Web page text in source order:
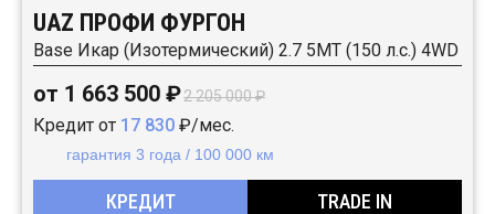
UAZ ПРОФИ ФУРГОН
Base Икар (Изотермический) 2.7 5MT (150 л.с.) 4WD
от 1 663 500 ₽2 205 000 ₽
Кредит от 17 830 ₽/мес.
гарантия 3 года / 100 000 км
КРЕДИТ TRADE IN